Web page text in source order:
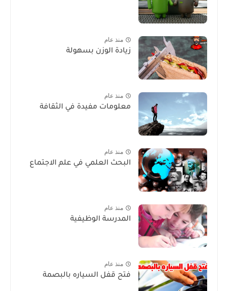
منذ عام
زيادة الوزن بسهولة
منذ عام
معلومات مفيدة في الثقافة
منذ عام
البحث العلمي في علم الاجتماع
منذ عام
المدرسة الوظيفية
منذ عام
فتح قفل السياره بالبصمة